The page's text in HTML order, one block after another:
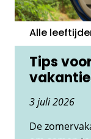
Tips
Alle
3 juli 2026
De